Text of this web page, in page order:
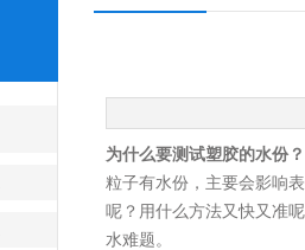
为什么要测试塑胶的水份？
粒子有水份，主要会影响
呢？用什么方法又快又准
水难题。